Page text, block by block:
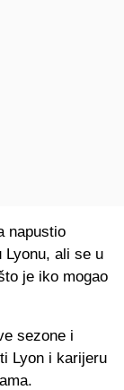
napustio
Lyonu, ali se u
je iko mogao
sezone i
Lyon i karijeru